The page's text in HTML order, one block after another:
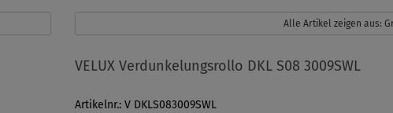
Alle Artikel zeigen aus:
VELUX Verdunkelungsrollo DKL S08 3009SWL
Artikelnr.: V DKLS083009SWL